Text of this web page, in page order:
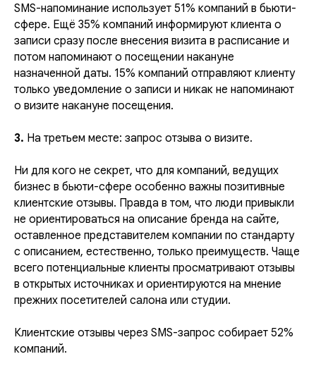
SMS-напоминание использует 51% компаний в бьюти-
сфере. Ещё 35% компаний информируют клиента о
записи сразу после внесения визита в расписание и
потом напоминают о посещении накануне
назначенной даты. 15% компаний отправляют клиенту
только уведомление о записи и никак не напоминают
о визите накануне посещения.
3. На третьем месте: запрос отзыва о визите.
Ни для кого не секрет, что для компаний, ведущих
бизнес в бьюти-сфере особенно важны позитивные
клиентские отзывы. Правда в том, что люди привыкли
не ориентироваться на описание бренда на сайте,
оставленное представителем компании по стандарту
с описанием, естественно, только преимуществ. Чаще
всего потенциальные клиенты просматривают отзывы
в открытых источниках и ориентируются на мнение
прежних посетителей салона или студии.
Клиентские отзывы через SMS-запрос собирает 52%
компаний.